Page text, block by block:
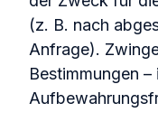
(z. B. nach
Anfrage).
Bestimmungen